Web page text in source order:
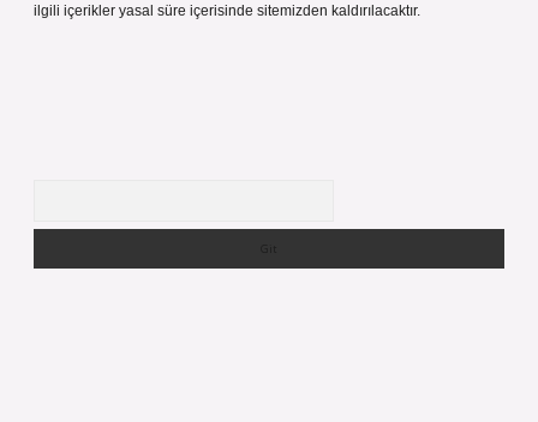
ilgili içerikler yasal süre içerisinde sitemizden kaldırılacaktır.